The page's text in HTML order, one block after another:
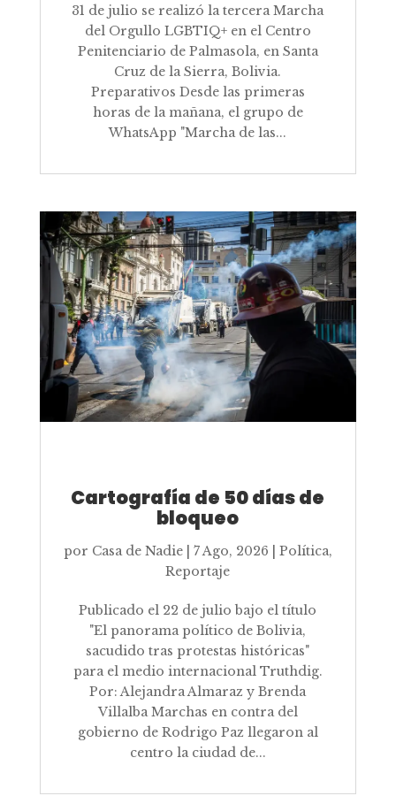
31 de julio se realizó la tercera Marcha
del Orgullo LGBTIQ+ en el Centro
Penitenciario de Palmasola, en Santa
Cruz de la Sierra, Bolivia.
Preparativos Desde las primeras
horas de la mañana, el grupo de
WhatsApp "Marcha de las...
Cartografía de 50 días de
bloqueo
por Casa de Nadie| 7 Ago, 2026 Política,
Reportaje
Publicado el 22 de julio bajo el título
"El panorama político de Bolivia,
sacudido tras protestas históricas"
para el medio internacional Truthdig.
Por: Alejandra Almaraz y Brenda
Villalba Marchas en contra del
gobierno de Rodrigo Paz llegaron al
centro la ciudad de...